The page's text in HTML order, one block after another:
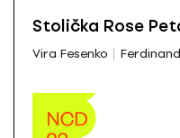
Stolička Rose
Vira Fesenko